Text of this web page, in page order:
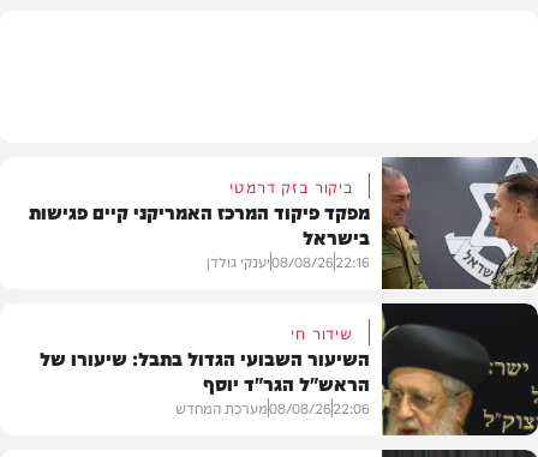
חדשות
ביקור בזק דרמטי
מפקד פיקוד המרכז האמריקני קיים פגישות
בישראל
22:16
08/08/26יענקי גולדן
שידור חי
השיעור השבועי הגדול בתבל: שיעורו של
הראש"ל הגר"ד יוסף
22:06
08/08/26מערכת המחדש